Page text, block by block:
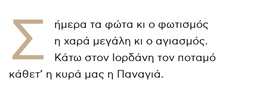
Σ
ήμερα τα φώτα κι ο φωτισμός
η χαρά μεγάλη κι ο αγιασμός.
Κάτω στον Ιορδάνη τον ποταμό
κάθετ’ η κυρά μας η Παναγιά.